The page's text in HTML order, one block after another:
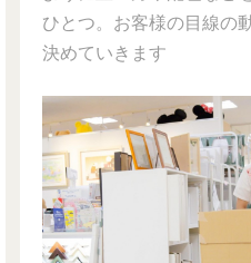
ひとつ。お客様の目線の
決めていきます